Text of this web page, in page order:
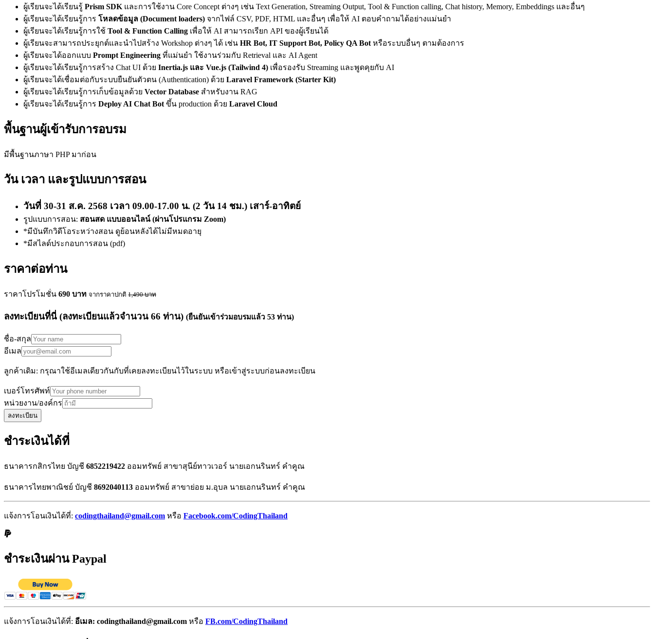
ผู้เรียนจะได้เรียนรู้ Prism SDK และการใช้งาน Core Concept ต่างๆ เช่น Text Generation, Streaming Output, Tool & Function calling, Chat history, Memory, Embeddings และอื่นๆ
ผู้เรียนจะได้เรียนรู้การ โหลดข้อมูล (Document loaders) จากไฟล์ CSV, PDF, HTML และอื่นๆ เพื่อให้ AI ตอบคำถามได้อย่างแม่นยำ
ผู้เรียนจะได้เรียนรู้การใช้ Tool & Function Calling เพื่อให้ AI สามารถเรียก API ของผู้เรียนได้
ผู้เรียนจะสามารถประยุกต์และนำไปสร้าง Workshop ต่างๆ ได้ เช่น HR Bot, IT Support Bot, Policy QA Bot หรือระบบอื่นๆ ตามต้องการ
ผู้เรียนจะได้ออกแบบ Prompt Engineering ที่แม่นยำ ใช้งานร่วมกับ Retrieval และ AI Agent
ผู้เรียนจะได้เรียนรู้การสร้าง Chat UI ด้วย Inertia.js และ Vue.js (Tailwind 4) เพื่อรองรับ Streaming และพูดคุยกับ AI
ผู้เรียนจะได้เชื่อมต่อกับระบบยืนยันตัวตน (Authentication) ด้วย Laravel Framework (Starter Kit)
ผู้เรียนจะได้เรียนรู้การเก็บข้อมูลด้วย Vector Database สำหรับงาน RAG
ผู้เรียนจะได้เรียนรู้การ Deploy AI Chat Bot ขึ้น production ด้วย Laravel Cloud
พื้นฐานผู้เข้ารับการอบรม
มีพื้นฐานภาษา PHP มาก่อน
วัน เวลา และรูปแบบการสอน
วันที่ 30-31 ส.ค. 2568 เวลา 09.00-17.00 น. (2 วัน 14 ชม.) เสาร์-อาทิตย์
รูปแบบการสอน: สอนสด แบบออนไลน์ (ผ่านโปรแกรม Zoom)
*มีบันทึกวิดีโอระหว่างสอน ดูย้อนหลังได้ไม่มีหมดอายุ
*มีสไลด์ประกอบการสอน (pdf)
ราคาต่อท่าน
ราคาโปรโมชั่น 690 บาท จากราคาปกติ 1,490บาท
ลงทะเบียนที่นี่ (ลงทะเบียนแล้วจำนวน 66 ท่าน) (ยืนยันเข้าร่วมอบรมแล้ว 53 ท่าน)
ชื่อ-สกุล
อีเมล
ลูกค้าเดิม: กรุณาใช้อีเมลเดียวกันกับที่เคยลงทะเบียนไว้ในระบบ หรือเข้าสู่ระบบก่อนลงทะเบียน
เบอร์โทรศัพท์
หน่วยงาน/องค์กร
ลงทะเบียน
ชำระเงินได้ที่
ธนาคารกสิกรไทย บัญชี 6852219422 ออมทรัพย์ สาขาสุนีย์ทาวเวอร์ นายเอกนรินทร์ คำคูณ
ธนาคารไทยพาณิชย์ บัญชี 8692040113 ออมทรัพย์ สาขาย่อย ม.อุบล นายเอกนรินทร์ คำคูณ
แจ้งการโอนเงินได้ที่: codingthailand@gmail.com หรือ Facebook.com/CodingThailand
ชำระเงินผ่าน Paypal
แจ้งการโอนเงินได้ที่: อีเมล: codingthailand@gmail.com หรือ FB.com/CodingThailand